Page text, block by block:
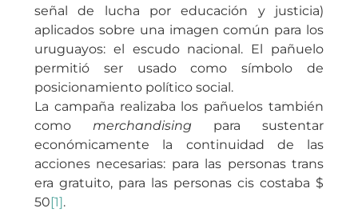
señal de lucha por educación y justicia)
aplicados sobre una imagen común para los
uruguayos: el escudo nacional. El pañuelo
permitió ser usado como símbolo de
posicionamiento político social.
La campaña realizaba los pañuelos también
como merchandising para sustentar
económicamente la continuidad de las
acciones necesarias: para las personas trans
era gratuito, para las personas cis costaba $
50[1].